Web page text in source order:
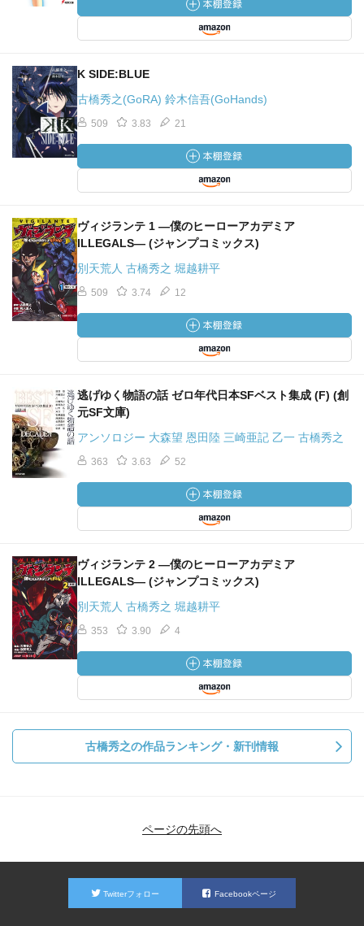
K SIDE:BLUE
古橋秀之(GoRA) 鈴木信吾(GoHands)
509 3.83 21
ヴィジランテ 1 ―僕のヒーローアカデミア
ILLEGALS― (ジャンプコミックス)
別天荒人 古橋秀之 堀越耕平
509 3.74 12
逃げゆく物語の話 ゼロ年代日本SFベスト集成 (F) (創
元SF文庫)
アンソロジー 大森望 恩田陸 三崎亜記 乙一 古橋秀之
363 3.63 52
ヴィジランテ 2 ―僕のヒーローアカデミア
ILLEGALS― (ジャンプコミックス)
別天荒人 古橋秀之 堀越耕平
353 3.90 4
古橋秀之の作品ランキング・新刊情報
ページの先頭へ
Twitterフォロー Facebookページ